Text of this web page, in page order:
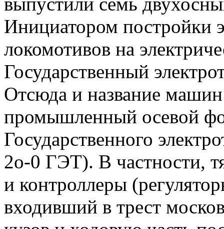
Инициатором постройки
локомотивов на
Государственный
Отсюда и название
промышленный осевой
Государственного
2о-0 ГЭТ). В частности,
и контроллеры
входивший в трест